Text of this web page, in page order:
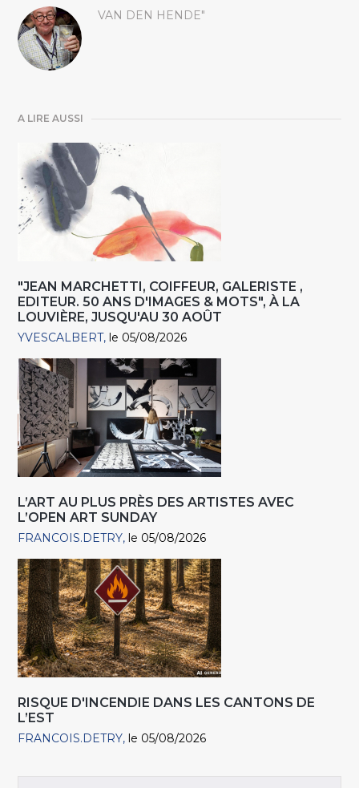
VAN DEN HENDE"
A LIRE AUSSI
"JEAN MARCHETTI, COIFFEUR, GALERISTE ,
EDITEUR. 50 ANS D'IMAGES & MOTS", À LA
LOUVIÈRE, JUSQU'AU 30 AOÛT
YVESCALBERT le 05/08/2026
L’ART AU PLUS PRÈS DES ARTISTES AVEC
L’OPEN ART SUNDAY
FRANCOIS.DETRY le 05/08/2026
RISQUE D'INCENDIE DANS LES CANTONS DE
L’EST
FRANCOIS.DETRY le 05/08/2026